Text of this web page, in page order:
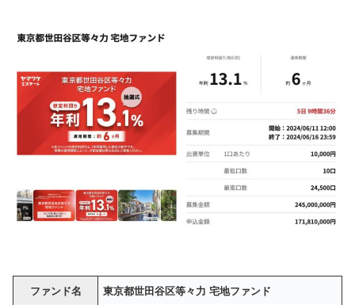
ファンド名 東京都世田谷区等々力 宅地ファンド